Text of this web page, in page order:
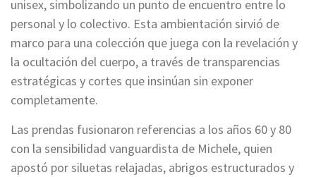
unisex, simbolizando un punto de encuentro entre lo
personal y lo colectivo. Esta ambientación sirvió de
marco para una colección que juega con la revelación y
la ocultación del cuerpo, a través de transparencias
estratégicas y cortes que insinúan sin exponer
completamente.
Las prendas fusionaron referencias a los años 60 y 80
con la sensibilidad vanguardista de Michele, quien
apostó por siluetas relajadas, abrigos estructurados y